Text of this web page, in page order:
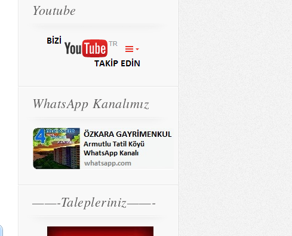
Youtube
WhatsApp Kanalımız
——-Talepleriniz——-